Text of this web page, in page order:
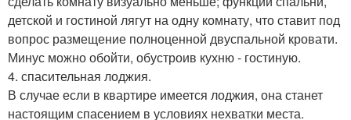
детской и гостиной лягут на одну комнату, что ставит под
вопрос размещение полноценной двуспальной кровати.
Минус можно обойти, обустроив кухню - гостиную.
4. спасительная лоджия.
В случае если в квартире имеется лоджия, она станет
настоящим спасением в условиях нехватки места.